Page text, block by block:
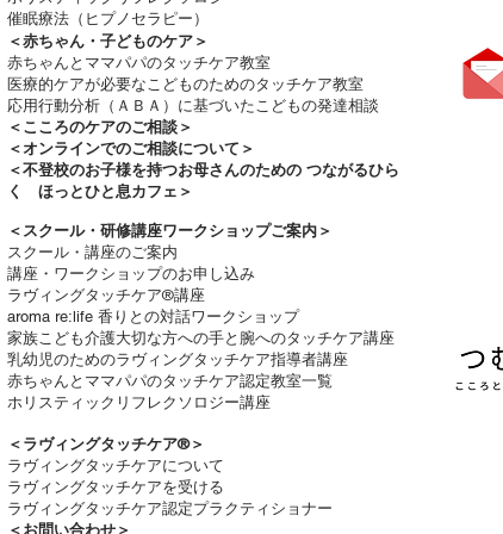
催眠療法（ヒプノセラピー）
＜赤ちゃん・子どものケア＞
​赤ちゃんとママパパのタッチケア教室
医療的ケアが必要なこどものためのタッチケア教室
応用行動分析（ＡＢＡ）に基づいたこどもの発達相談
＜ こころのケアのご相談＞
＜オンラインでのご相談について＞
＜不登校のお子様を持つお母さんのための つながるひら
く ほっとひと息カフェ＞
＜ スクール・研修講座ワークショップご案内＞
スクール・講座のご案内
講座・ワークショップのお申し込み
ラヴィングタッチケア®講座
aroma re:life 香りとの対話ワークショップ
​家族こども介護大切な方への手と腕へのタッチケア講座
乳幼児のためのラヴィングタッチケア指導者講座
赤ちゃんとママパパのタッチケア認定教室一覧
ホリスティックリフレクソロジー講座
＜ラヴィングタッチケア®︎＞
ラヴィングタッチケアについて
ラヴィングタッチケアを受ける​
ラヴィングタッチケア認定プラクティショナー
＜お問い合わせ＞